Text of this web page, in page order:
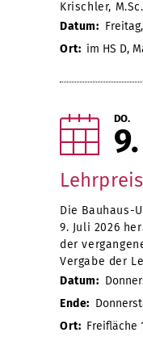
Krischler, M.Sc.
Datum:
Ort: im HS D,
DO.
9
Die Bauhaus-
9. Juli 2026
der
Vergabe der
Datum:
Ende:
Ort: Freifläche